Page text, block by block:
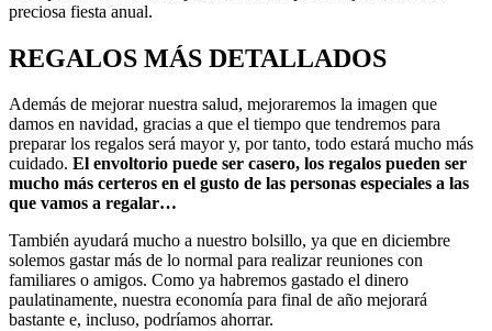
preciosa fiesta anual.
REGALOS MÁS DETALLADOS
Además de mejorar nuestra salud, mejoraremos la imagen que
damos en navidad, gracias a que el tiempo que tendremos para
preparar los regalos será mayor y, por tanto, todo estará mucho más
cuidado. El envoltorio puede ser casero, los regalos pueden ser
mucho más certeros en el gusto de las personas especiales a las
que vamos a regalar…
También ayudará mucho a nuestro bolsillo, ya que en diciembre
solemos gastar más de lo normal para realizar reuniones con
familiares o amigos. Como ya habremos gastado el dinero
paulatinamente, nuestra economía para final de año mejorará
bastante e, incluso, podríamos ahorrar.